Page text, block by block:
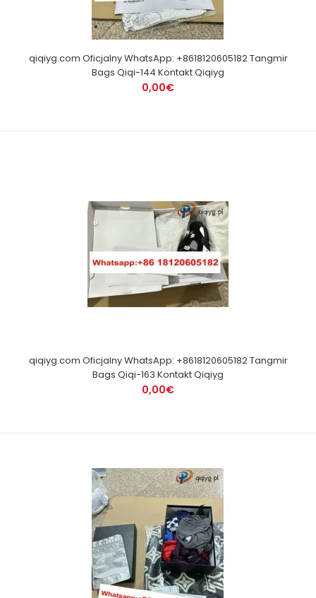
qiqiyg.com Oficjalny WhatsApp: +8618120605182 Tangmir
Bags Qiqi-144 Kontakt Qiqiyg
0,00€
qiqiyg.com Oficjalny WhatsApp: +8618120605182 Tangmir
Bags Qiqi-163 Kontakt Qiqiyg
0,00€